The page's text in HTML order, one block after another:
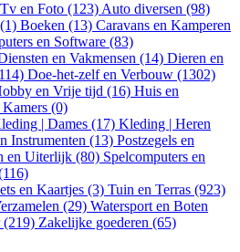
en Foto (123) Auto diversen (98)
Boeken (13) Caravans en Kamperen
en Software (83)
en Vakmensen (14) Dieren en
Doe-het-zelf en Verbouw (1302)
en Vrije tijd (16) Huis en
(0)
| Dames (17) Kleding | Heren
Instrumenten (13) Postzegels en
en Uiterlijk (80) Spelcomputers en
en Kaartjes (3) Tuin en Terras (923)
(29) Watersport en Boten
(219) Zakelijke goederen (65)